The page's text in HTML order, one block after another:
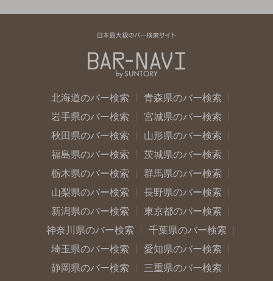
北海道のバー検索
青森県のバー検索
岩手県のバー検索
宮城県のバー検索
秋田県のバー検索
山形県のバー検索
福島県のバー検索
茨城県のバー検索
栃木県のバー検索
群馬県のバー検索
山梨県のバー検索
長野県のバー検索
新潟県のバー検索
東京都のバー検索
神奈川県のバー検索
千葉県のバー検索
埼玉県のバー検索
愛知県のバー検索
静岡県のバー検索
三重県のバー検索